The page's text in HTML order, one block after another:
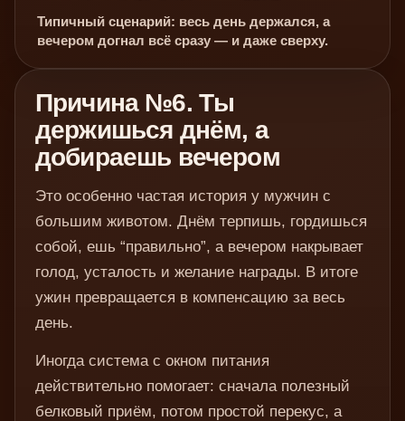
Типичный сценарий: весь день держался, а
вечером догнал всё сразу — и даже сверху.
Причина №6. Ты
держишься днём, а
добираешь вечером
Это особенно частая история у мужчин с
большим животом. Днём терпишь, гордишься
собой, ешь “правильно”, а вечером накрывает
голод, усталость и желание награды. В итоге
ужин превращается в компенсацию за весь
день.
Иногда система с окном питания
действительно помогает: сначала полезный
белковый приём, потом простой перекус, а